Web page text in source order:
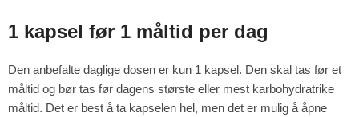
1 kapsel før 1 måltid per dag
Den anbefalte daglige dosen er kun 1 kapsel. Den skal tas før et
måltid og bør tas før dagens største eller mest karbohydratrike
måltid. Det er best å ta kapselen hel, men det er mulig å åpne